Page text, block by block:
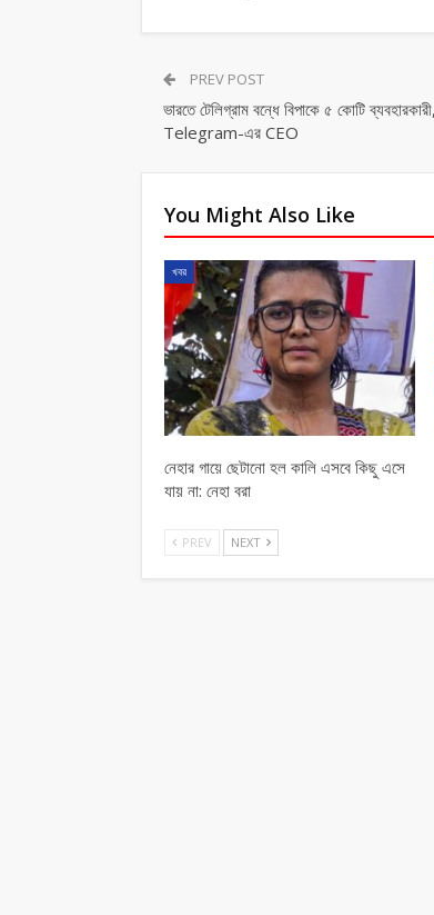
PREV POST
ভারতে টেলিগ্রাম বন্ধে বিপাকে ৫ কোটি
Telegram-এর CEO
You Might Also Like
খবর
নেহার গায়ে ছেটানো হল কালি এসবে কিছু এসে
যায় না: নেহা বরা
PREV NEXT